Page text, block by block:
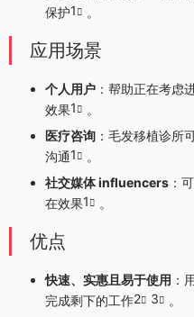
保护1 。
应用场景
个人用户 ：帮助正在考虑
效果1
。
医疗咨询 ：毛发移植诊所
沟通1
。
社交媒体 influencers ：
在效果1 。
优点
快速、实惠且易于使用 ：
完成剩下的工作2 3
。